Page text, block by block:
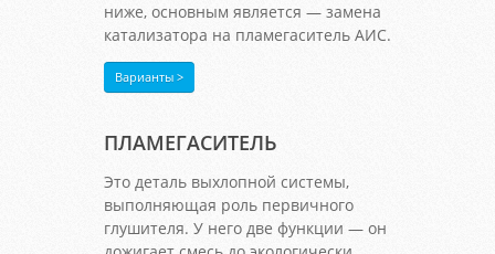
ниже, основным является — замена
катализатора на пламегаситель АИС.
Варианты >
ПЛАМЕГАСИТЕЛЬ
Это деталь выхлопной системы,
выполняющая роль первичного
глушителя. У него две функции — он